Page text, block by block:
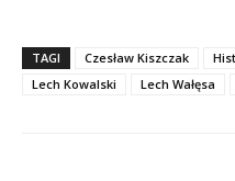
TAGI Czesław Kiszczak
Lech Kowalski
Lech Wałęsa